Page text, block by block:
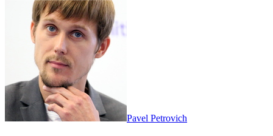
Pavel Petrovich